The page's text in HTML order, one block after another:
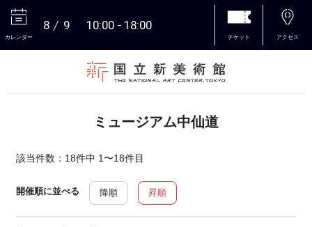
カレンダー
8 9 10:00 18:00
チケット アクセス
ミュージアム中仙道
該当件数：18件中 1〜18件目
開催順に並べる 降順 昇順